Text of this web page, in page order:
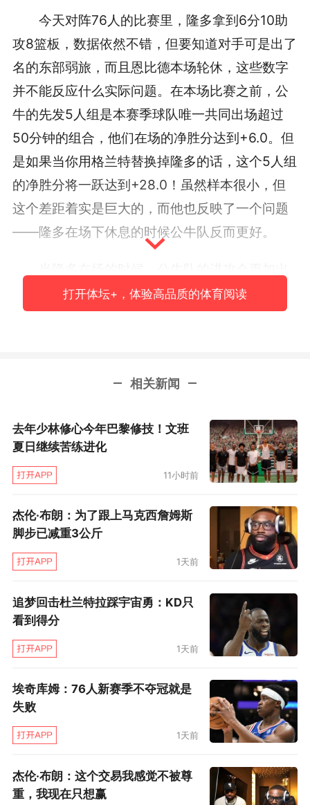
今天对阵76人的比赛里，隆多拿到6分10助
攻8篮板，数据依然不错，但要知道对手可是出了
名的东部弱旅，而且恩比德本场轮休，这些数字
并不能反应什么实际问题。在本场比赛之前，公
牛的先发5人组是本赛季球队唯一共同出场超过
50分钟的组合，他们在场的净胜分达到+6.0。但
是如果当你用格兰特替换掉隆多的话，这个5人组
的净胜分将一跃达到+28.0！虽然样本很小，但
这个差距着实是巨大的，而他也反映了一个问题
——隆多在场下休息的时候公牛队反而更好。
色一些。不过相应的，他们对手的得分也会变得
更加轻松，这反应出他在防守一端的懈怠。当隆
大，但去年，数据显示的结果也是一样，对于国
个现象在2014-15赛季的绿军和小牛也出现了。
虽然我们不知道隆多到底是怎么了，但数据
样的控卫，他们的整体实力肯定会更上一层楼。
当然了，现在任何一个控卫乏力的球队都想得到
希尔。不过芝加哥需要的是一名愿意防守，能够
打无球的后卫。这显然不是隆多能做的。
那么谁适合公牛呢？数据上来看或许是帕特
不过巴特勒正打出职业生涯最好的一个赛季，这
样的控卫配置看上去正在成为他的累赘。虽然公
牛的表现依旧令人惊艳，但如果没有合适的角色
球员配置，他们的球星打得再好，到头来也只能
是摸不到东决地板的结果。
打开体坛+，体验高品质的体育阅读
相关新闻
去年少林修心今年巴黎修技！文班
夏日继续苦练进化
11小时前
杰伦·布朗：为了跟上马克西詹姆斯
脚步已减重3公斤
1天前
追梦回击杜兰特拉踩宇宙勇：KD只
看到得分
1天前
埃奇库姆：76人新赛季不夺冠就是
失败
1天前
杰伦·布朗：这个交易我感觉不被尊
重，我现在只想赢